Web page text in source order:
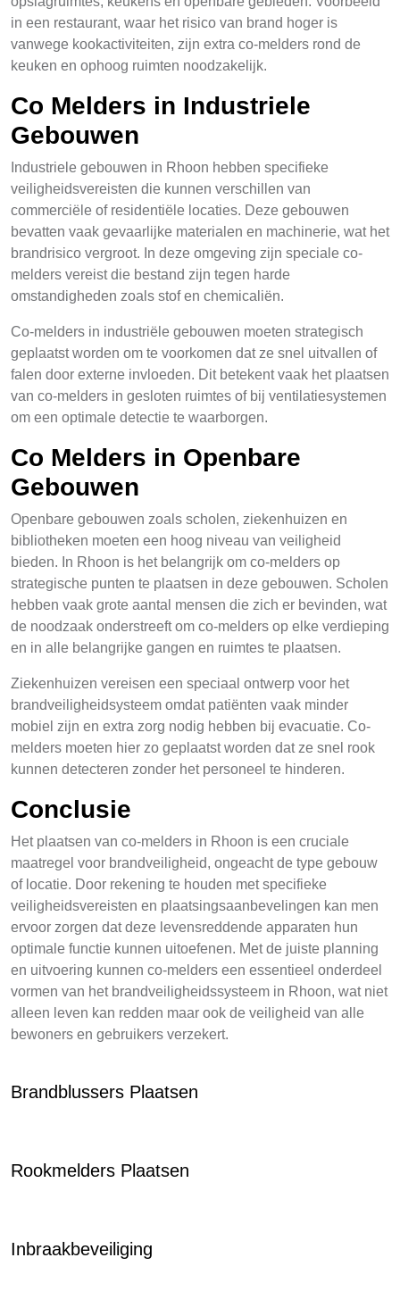
in een restaurant, waar het risico van brand hoger is
vanwege kookactiviteiten, zijn extra co-melders rond de
keuken en ophoog ruimten noodzakelijk.
Co Melders in Industriele
Gebouwen
Industriele gebouwen in Rhoon hebben specifieke
veiligheidsvereisten die kunnen verschillen van
commerciële of residentiële locaties. Deze gebouwen
bevatten vaak gevaarlijke materialen en machinerie, wat het
brandrisico vergroot. In deze omgeving zijn speciale co-
melders vereist die bestand zijn tegen harde
omstandigheden zoals stof en chemicaliën.
Co-melders in industriële gebouwen moeten strategisch
geplaatst worden om te voorkomen dat ze snel uitvallen of
falen door externe invloeden. Dit betekent vaak het plaatsen
van co-melders in gesloten ruimtes of bij ventilatiesystemen
om een optimale detectie te waarborgen.
Co Melders in Openbare
Gebouwen
Openbare gebouwen zoals scholen, ziekenhuizen en
bibliotheken moeten een hoog niveau van veiligheid
bieden. In Rhoon is het belangrijk om co-melders op
strategische punten te plaatsen in deze gebouwen. Scholen
hebben vaak grote aantal mensen die zich er bevinden, wat
de noodzaak onderstreeft om co-melders op elke verdieping
en in alle belangrijke gangen en ruimtes te plaatsen.
Ziekenhuizen vereisen een speciaal ontwerp voor het
brandveiligheidsysteem omdat patiënten vaak minder
mobiel zijn en extra zorg nodig hebben bij evacuatie. Co-
melders moeten hier zo geplaatst worden dat ze snel rook
kunnen detecteren zonder het personeel te hinderen.
Conclusie
Het plaatsen van co-melders in Rhoon is een cruciale
maatregel voor brandveiligheid, ongeacht de type gebouw
of locatie. Door rekening te houden met specifieke
veiligheidsvereisten en plaatsingsaanbevelingen kan men
ervoor zorgen dat deze levensreddende apparaten hun
optimale functie kunnen uitoefenen. Met de juiste planning
en uitvoering kunnen co-melders een essentieel onderdeel
vormen van het brandveiligheidssysteem in Rhoon, wat niet
alleen leven kan redden maar ook de veiligheid van alle
bewoners en gebruikers verzekert.
Brandblussers Plaatsen
Rookmelders Plaatsen
Inbraakbeveiliging